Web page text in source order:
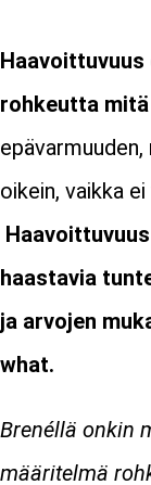
rohkeutta
oikein, vaikka
haastavia
ja arvojen
what.
Brenéllä onkin
määritelmä